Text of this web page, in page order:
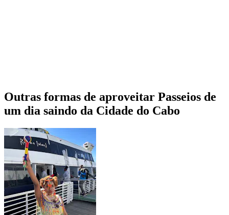
Outras formas de aproveitar Passeios de
um dia saindo da Cidade do Cabo